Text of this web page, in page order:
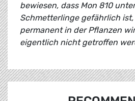
bewiesen, dass Mon 810
Schmetterlinge gefährlich ist,
permanent in der Pflanzen
eigentlich nicht getroffen